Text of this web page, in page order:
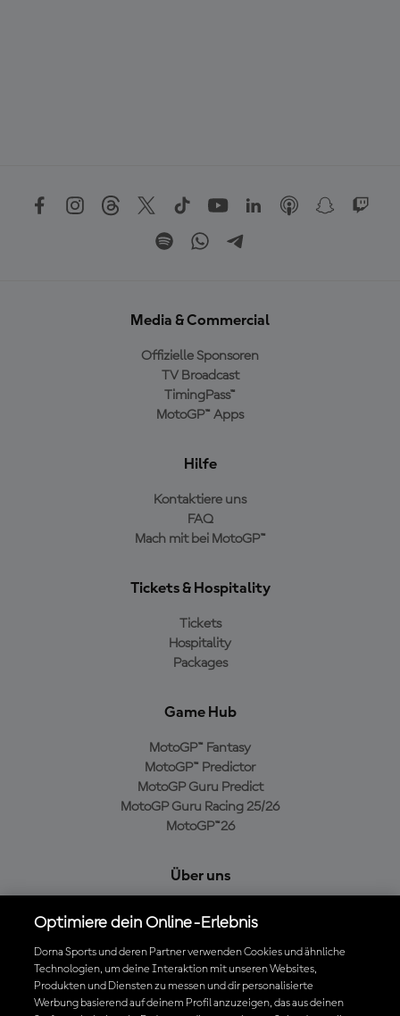
Media & Commercial
Offizielle Sponsoren
TV Broadcast
TimingPass™
MotoGP™ Apps
Hilfe
Kontaktiere uns
FAQ
Mach mit bei MotoGP™
Tickets & Hospitality
Tickets
Hospitality
Packages
Game Hub
MotoGP™ Fantasy
MotoGP™ Predictor
MotoGP Guru Predict
MotoGP Guru Racing 25/26
MotoGP™26
Über uns
Cookie-Richtlinien
Geschäftsbedingungen
Datenschutzrichtlinien
Kaufrichtlinie
Optimiere dein Online-Erlebnis
Dorna Sports und deren Partner verwenden Cookies und ähnliche
Technologien, um deine Interaktion mit unseren Websites,
Produkten und Diensten zu messen und dir personalisierte
Werbung basierend auf deinem Profil anzuzeigen, das aus deinen